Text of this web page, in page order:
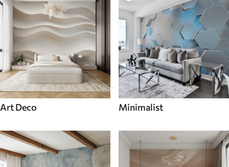
Art Deco Minimalist